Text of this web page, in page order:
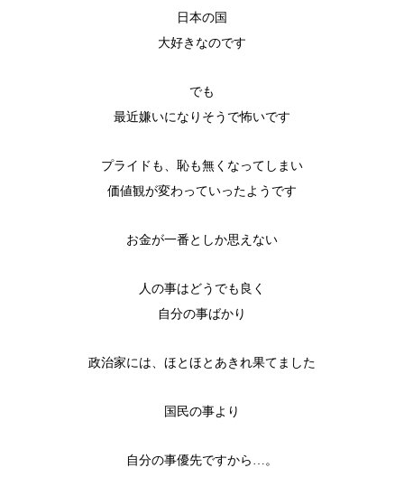
日本の国
大好きなのです
でも
最近嫌いになりそうで怖いです
プライドも、恥も無くなってしまい
価値観が変わっていったようです
お金が一番としか思えない
人の事はどうでも良く
自分の事ばかり
政治家には、ほとほとあきれ果てました
国民の事より
自分の事優先ですから…。